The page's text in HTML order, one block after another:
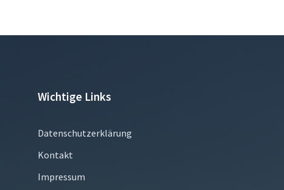
Wichtige Links
Datenschutzerklärung
Kontakt
Impressum